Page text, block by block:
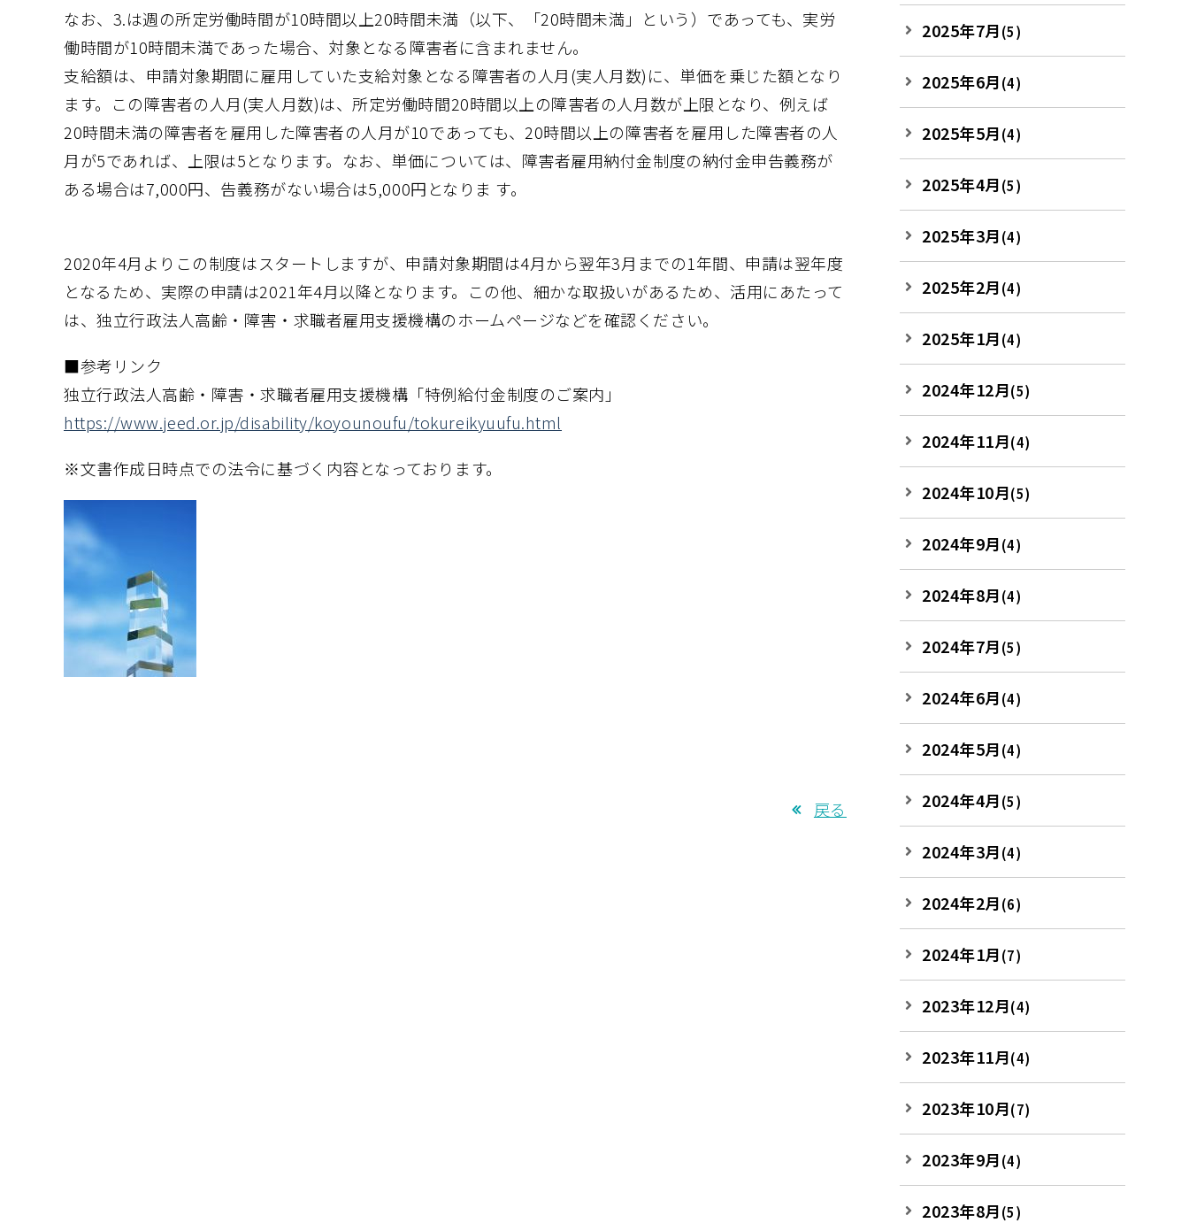
なお、3.は週の所定労働時間が10時間以上20時間未満（以下、「20時間未満」という）であっても、実労
働時間が10時間未満であった場合、対象となる障害者に含まれません。
支給額は、申請対象期間に雇用していた支給対象となる障害者の人月(実人月数)に、単価を乗じた額となり
ます。この障害者の人月(実人月数)は、所定労働時間20時間以上の障害者の人月数が上限となり、例えば
20時間未満の障害者を雇用した障害者の人月が10であっても、20時間以上の障害者を雇用した障害者の人
月が5であれば、上限は5となります。なお、単価については、障害者雇用納付金制度の納付金申告義務が
ある場合は7,000円、告義務がない場合は5,000円となりま す。
2020年4月よりこの制度はスタートしますが、申請対象期間は4月から翌年3月までの1年間、申請は翌年度
となるため、実際の申請は2021年4月以降となります。この他、細かな取扱いがあるため、活用にあたって
は、独立行政法人高齢・障害・求職者雇用支援機構のホームページなどを確認ください。
■参考リンク
独立行政法人高齢・障害・求職者雇用支援機構「特例給付金制度のご案内」
https://www.jeed.or.jp/disability/koyounoufu/tokureikyuufu.html
※文書作成日時点での法令に基づく内容となっております。
戻る
2025年7月(5)
2025年6月(4)
2025年5月(4)
2025年4月(5)
2025年3月(4)
2025年2月(4)
2025年1月(4)
2024年12月(5)
2024年11月(4)
2024年10月(5)
2024年9月(4)
2024年8月(4)
2024年7月(5)
2024年6月(4)
2024年5月(4)
2024年4月(5)
2024年3月(4)
2024年2月(6)
2024年1月(7)
2023年12月(4)
2023年11月(4)
2023年10月(7)
2023年9月(4)
2023年8月(5)